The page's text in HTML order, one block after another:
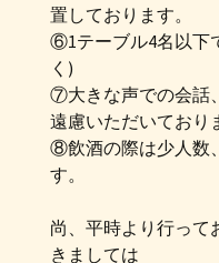
置しております。
⑥1テーブル4名以下
く)
⑦大きな声での会話
遠慮いただいており
⑧飲酒の際は少人数
す。
尚、平時より行って
きましては